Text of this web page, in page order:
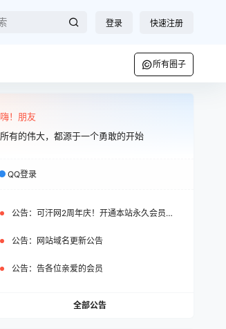
登录 快速注册
所有圈子
嗨！朋友
所有的伟大，都源于一个勇敢的开始
QQ登录
公告： 可汗网2周年庆！开通本站永久会员即可免费获赠WP之家永久会员
公告： 网站域名更新公告
公告： 告各位亲爱的会员
全部公告